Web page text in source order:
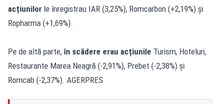
acțiunilor le înregistrau IAR (3,25%), Romcarbon (+2,19%) și
Ropharma (+1,69%).
Pe de altă parte,în scădere erau acțiunile Turism, Hoteluri,
Restaurante Marea Neagră (-2,91%), Prebet (-2,38%) și
Romcab (-2,37%). AGERPRES